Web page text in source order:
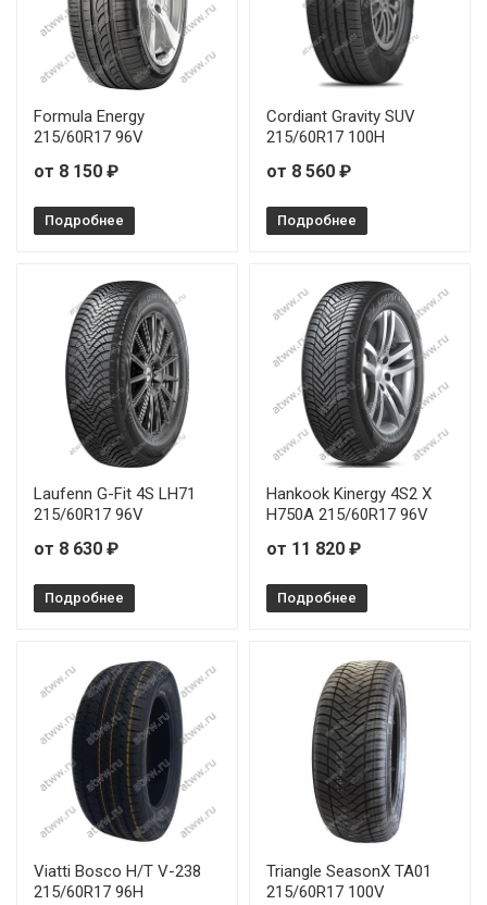
Formula Energy
215/60R17 96V
от 8 150 ₽
Подробнее
Cordiant Gravity SUV
215/60R17 100Н
от 8 560 ₽
Подробнее
Laufenn G-Fit 4S LH71
215/60R17 96V
от 8 630 ₽
Подробнее
Hankook Kinergy 4S2 X
H750A 215/60R17 96V
от 11 820 ₽
Подробнее
Viatti Bosco H/T V-238
215/60R17 96H
Triangle SeasonX TA01
215/60R17 100V